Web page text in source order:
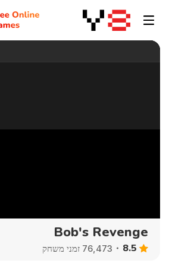
Bob's Revenge
8.5 76,473 זמני משחק